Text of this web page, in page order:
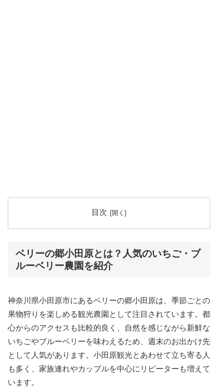
目次
ベリーの郷小田原とは？人気のいちご・ブ
ルーベリー農園を紹介
神奈川県小田原市にあるベリーの郷小田原は、季節ごとの
果物狩りを楽しめる観光農園として注目されています。都
心からのアクセスも比較的良く、自然を感じながら新鮮な
いちごやブルーベリーを味わえるため、週末のお出かけ先
として人気があります。小田原観光とあわせて立ち寄る人
も多く、家族連れやカップルを中心にリピーターも増えて
います。